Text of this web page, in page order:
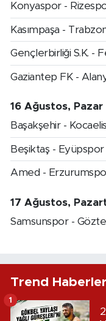
Konyaspor -
Kasımpaşa -
Gençlerbirliği S.K. -
Gaziantep FK -
16 Ağustos, Pazar
Başakşehir -
Beşiktaş - Eyüpspor
Amed -
17 Ağustos,
Samsunspor -
Trend Haberler
1